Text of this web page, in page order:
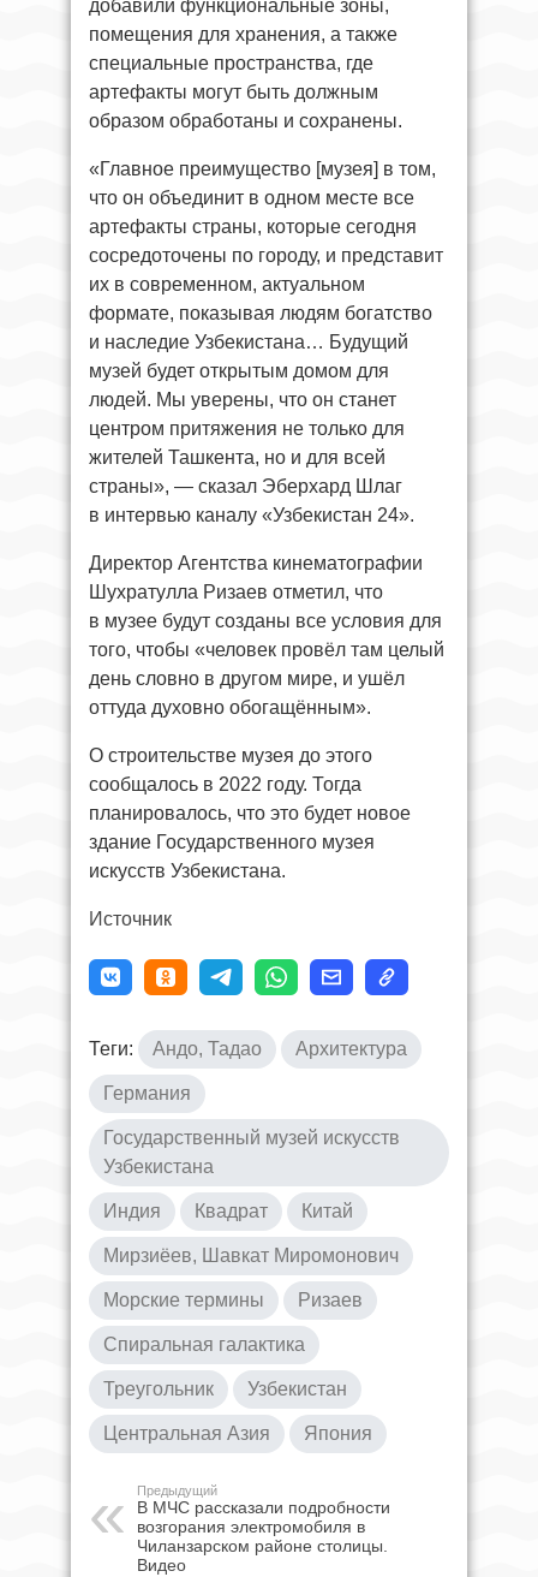
добавили функциональные зоны,
помещения для хранения, а также
специальные пространства, где
артефакты могут быть должным
образом обработаны и сохранены.
«Главное преимущество [музея] в том,
что он объединит в одном месте все
артефакты страны, которые сегодня
сосредоточены по городу, и представит
их в современном, актуальном
формате, показывая людям богатство
и наследие Узбекистана… Будущий
музей будет открытым домом для
людей. Мы уверены, что он станет
центром притяжения не только для
жителей Ташкента, но и для всей
страны», — сказал Эберхард Шлаг
в интервью каналу «Узбекистан 24».
Директор Агентства кинематографии
Шухратулла Ризаев отметил, что
в музее будут созданы все условия для
того, чтобы «человек провёл там целый
день словно в другом мире, и ушёл
оттуда духовно обогащённым».
О строительстве музея до этого
сообщалось в 2022 году. Тогда
планировалось, что это будет новое
здание Государственного музея
искусств Узбекистана.
Источник
Теги: Андо, Тадао Архитектура
Германия
Государственный музей искусств
Узбекистана
Индия Квадрат Китай
Мирзиёев, Шавкат Миромонович
Морские термины Ризаев
Спиральная галактика
Треугольник Узбекистан
Центральная Азия Япония
Предыдущий
В МЧС рассказали подробности
возгорания электромобиля в
Чиланзарском районе столицы.
Видео